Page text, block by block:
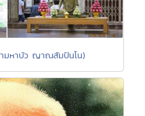
มหาบัว ญาณสัมปันโน)